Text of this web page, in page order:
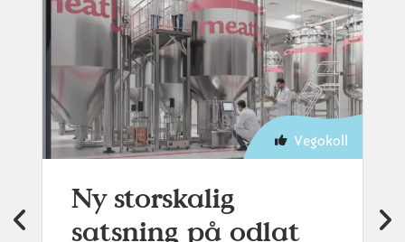
Vegokoll
Ny storskalig
satsning på odlat